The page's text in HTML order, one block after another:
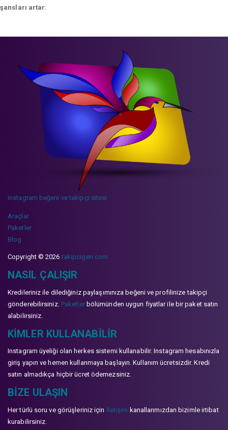
şansları artar.
instagram beğeni ve takipçi sitesi
Araçlar
Paketler
Blog
Copyright © 2026takipcigen.com
NASIL ÇALIŞIR
Kredileriniz ile dilediğiniz paylaşımınıza beğeni ve profilinize takipçi
gönderebilirsiniz. Paketlerbölümünden uygun fiyatlar ile bir paket satın
alabilirsiniz.
KIMLER KULLANABILIR
Instagram üyeliği olan herkes sistemi kullanabilir. Instagram hesabınızla
giriş yapın ve hemen kullanmaya başlayın. Kullanım ücretsizdir. Kredi
satın almadıkça hiçbir ücret ödemezsiniz.
BIZE ULAŞIN
Her türlü soru ve görüşleriniz için İletişim kanallarımızdan bizimle irtibat
kurabilirsiniz.